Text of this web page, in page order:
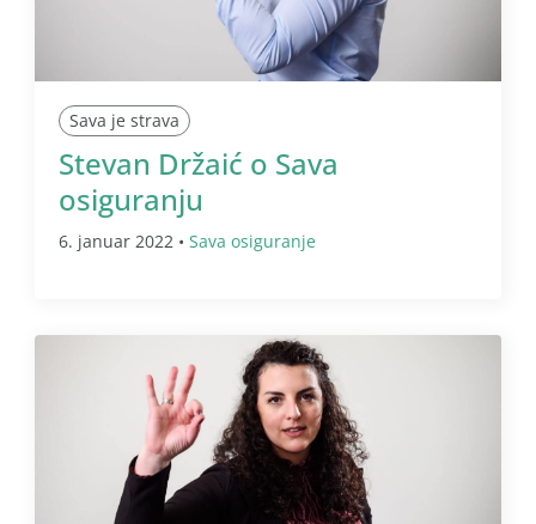
Sava je strava
Stevan Držaić o Sava
osiguranju
6. januar 2022 • Sava osiguranje